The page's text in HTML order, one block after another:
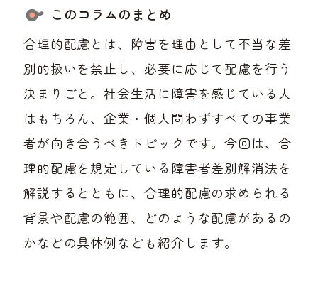
このコラムのまとめ
合理的配慮とは、障害を理由として不当な差
別的扱いを禁止し、必要に応じて配慮を行う
決まりごと。社会生活に障害を感じている人
はもちろん、企業・個人問わずすべての事業
者が向き合うべきトピックです。今回は、合
理的配慮を規定している障害者差別解消法を
解説するとともに、合理的配慮の求められる
背景や配慮の範囲、どのような配慮があるの
かなどの具体例なども紹介します。